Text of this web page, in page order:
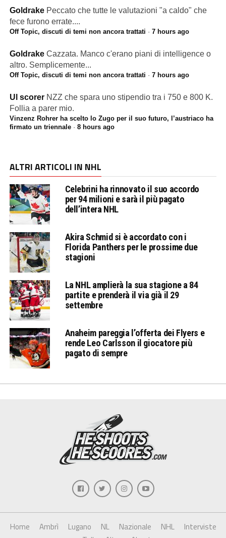
Goldrake Peccato che tutte le valutazioni "a caldo" che
fece furono errate....
Off Topic, discuti di temi non ancora trattati · 7 hours ago
Goldrake Cazzata. Manco c'erano piani di intelligence o
altro. Semplicemente...
Off Topic, discuti di temi non ancora trattati · 7 hours ago
Ul scorer NZZ che spara uno stipendio tra i 750 e 800 K.
Follia a parer mio.
Vinzenz Rohrer ha scelto lo Zugo per il suo futuro, l’austriaco ha
firmato un triennale· 8 hours ago
ALTRI ARTICOLI IN NHL
Celebrini ha rinnovato il suo accordo
per 94 milioni e sarà il più pagato
dell’intera NHL
Akira Schmid si è accordato con i
Florida Panthers per le prossime due
stagioni
La NHL amplierà la sua stagione a 84
partite e prenderà il via già il 29
settembre
Anaheim pareggia l’offerta dei Flyers e
rende Leo Carlsson il giocatore più
pagato di sempre
Home Ambrì Lugano NL Nazionale NHL
Interviste